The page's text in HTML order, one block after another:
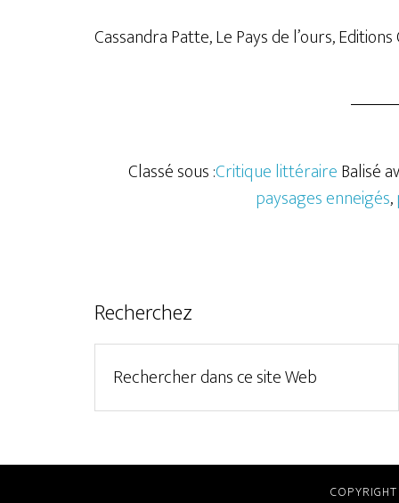
Cassandra Patte, Le Pays de l’ours,
Classé sous :Critique littéraireBalisé
paysages enneigés,
Recherchez